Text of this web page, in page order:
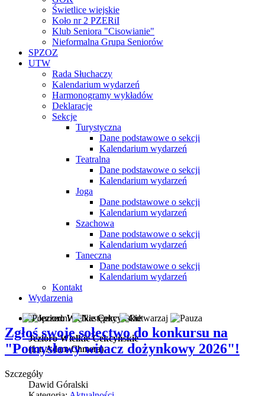
Świetlice wiejskie
Koło nr 2 PZERiI
Klub Seniora "Cisowianie"
Nieformalna Grupa Seniorów
SPZOZ
UTW
Rada Słuchaczy
Kalendarium wydarzeń
Harmonogramy wykładów
Deklaracje
Sekcje
Turystyczna
Dane podstawowe o sekcji
Kalendarium wydarzeń
Teatralna
Dane podstawowe o sekcji
Kalendarium wydarzeń
Joga
Dane podstawowe o sekcji
Kalendarium wydarzeń
Szachowa
Dane podstawowe o sekcji
Kalendarium wydarzeń
Taneczna
Dane podstawowe o sekcji
Kalendarium wydarzeń
Kontakt
Wydarzenia
Jezioro Wielkie Cekcyńskie
(fot. Adam Chmara)
(fot. Adam Chmara)
Zgłoś swoje sołectwo do konkursu na
"Pomysłowy witacz dożynkowy 2026"!
Szczegóły
Dawid Góralski